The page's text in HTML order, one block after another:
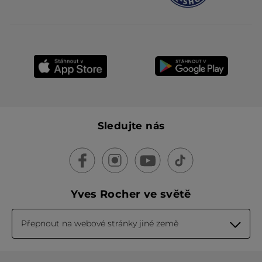
Sledujte nás
Yves Rocher ve světě
Přepnout na webové stránky jiné země